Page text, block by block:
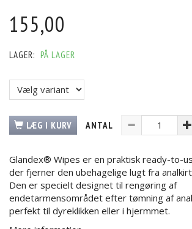
155,00
LAGER: PÅ LAGER
LÆG I KURV ANTAL
Glandex® Wipes er en praktisk ready-to-
der fjerner den ubehagelige lugt fra
Den er specielt designet til rengøring af
endetarmensområdet efter tømning af
perfekt til dyreklikken eller i hjermmet.